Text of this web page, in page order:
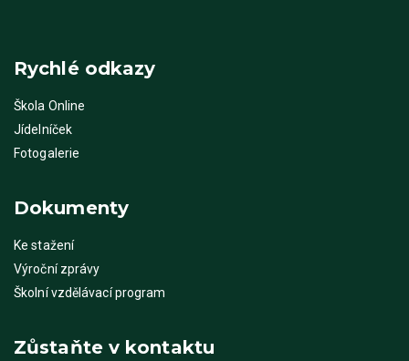
Rychlé odkazy
Škola Online
Jídelníček
Fotogalerie
Dokumenty
Ke stažení
Výroční zprávy
Školní vzdělávací program
Zůstaňte v kontaktu